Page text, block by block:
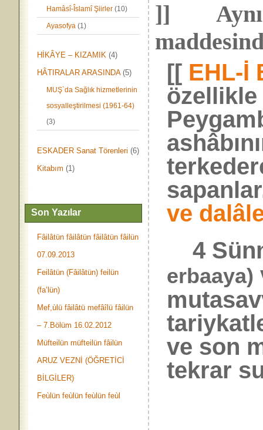
Hamâsî-Îslamî Şiirler (10)
Ayasofya (1)
HİKÂYE – KIZAMIK (4)
HÂTIRALAR ARASINDA(5)
MUŞ`da Sağlık hizmetlerinin
sosyalleştirilmesi (1961-64)
(3)
ESKADER Sanat Törenleri (6)
Kitabım (1)
Son Yazılar
Fâilâtün fâilâtün fâilâtün fâilün
07.09.2013
Feilâtün (Fâilâtün) feilün
(fa’lün)
Mef,ùlü fâilâtü mefâîlü fâilün
– 7.Bölüm 16.02.2012
Müfteilün müfteilün fâilün
ARUZ VEZNİ (ÖĞRETİCİ
BİLGİLER)
Feùlün feùlün feùlün feùl
]] Aynı
[[ EHL-İ
özellikle
ve
4
erbaaya)
ve son
tekrar